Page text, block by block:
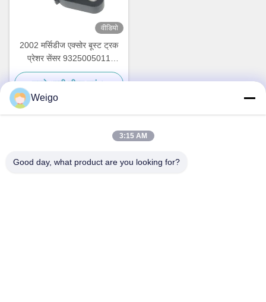
वीडियो
2002 मर्सिडीज एक्सोर बूस्ट ट्रक
प्रेशर सेंसर 9325005011
4410435041 0015426518
सबसे अच्छी कीमत पाएं
Weigo
3:15 AM
Good day, what product are you looking for?